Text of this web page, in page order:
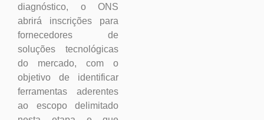
diagnóstico, o ONS
abrirá inscrições para
fornecedores de
soluções tecnológicas
do mercado, com o
objetivo de identificar
ferramentas aderentes
ao escopo delimitado